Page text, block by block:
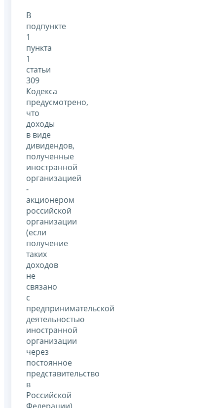
В
подпункте
1
пункта
1
статьи
309
Кодекса
предусмотрено,
что
доходы
в виде
дивидендов,
полученные
иностранной
организацией
-
акционером
российской
организации
(если
получение
таких
доходов
не
связано
с
предпринимательской
деятельностью
иностранной
организации
через
постоянное
представительство
в
Российской